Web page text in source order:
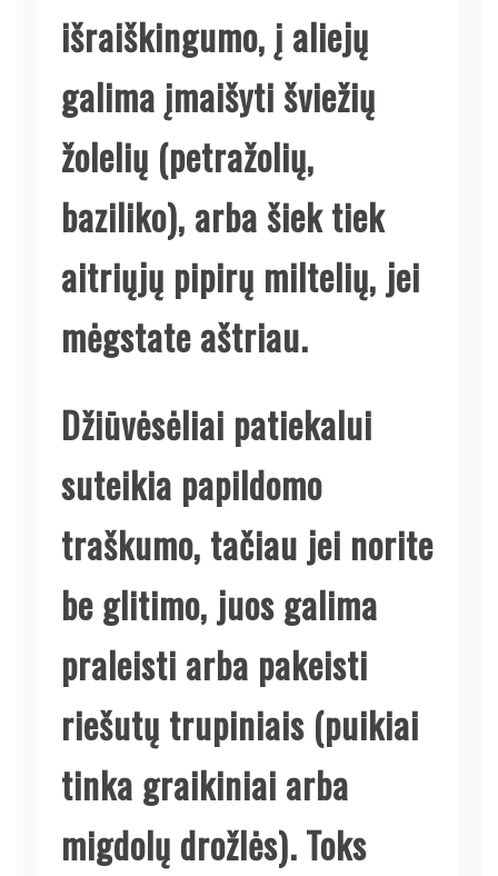
išraiškingumo, į aliejų
galima įmaišyti šviežių
žolelių (petražolių,
baziliko), arba šiek tiek
aitriųjų pipirų miltelių, jei
mėgstate aštriau.
Džiūvėsėliai patiekalui
suteikia papildomo
traškumo, tačiau jei norite
be glitimo, juos galima
praleisti arba pakeisti
riešutų trupiniais (puikiai
tinka graikiniai arba
migdolų drožlės). Toks